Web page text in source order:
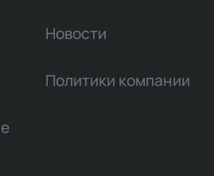
Новости
Политики компании